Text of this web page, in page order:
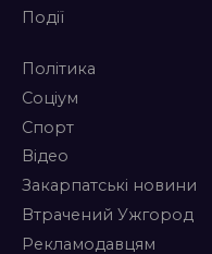
Події
Політика
Соціум
Спорт
Відео
Закарпатські новини
Втрачений Ужгород
Рекламодавцям